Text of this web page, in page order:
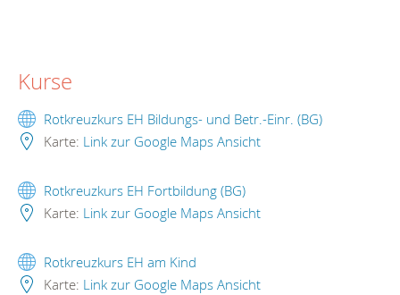
Kurse
Rotkreuzkurs EH Bildungs- und Betr.-Einr. (BG)
Karte: Link zur Google Maps Ansicht
Rotkreuzkurs EH Fortbildung (BG)
Karte: Link zur Google Maps Ansicht
Rotkreuzkurs EH am Kind
Karte: Link zur Google Maps Ansicht